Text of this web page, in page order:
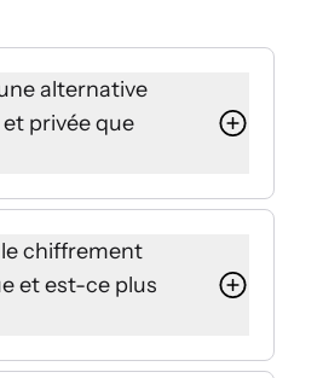
alternative
privée que
un chiffrement
zero-knowledge
d'autre
consulter vos
de chiffrement
chiffrement
et est-ce plus